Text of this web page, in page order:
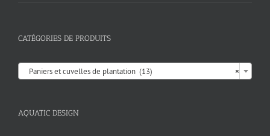
CATÉGORIES DE PRODUITS
×
Paniers et cuvelles de plantation (13)
AQUATIC DESIGN